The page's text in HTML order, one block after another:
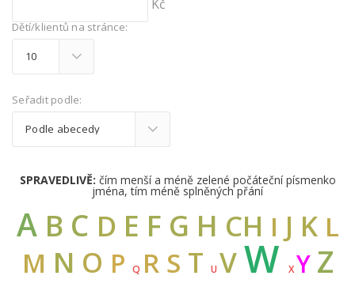
Kč
Dětí/klientů na stránce:
Seřadit podle:
SPRAVEDLIVĚ: čím menší a méně zelené počáteční písmenko
jména, tím méně splněných přání
A B C D E F G H CH I J K L
M N O P Q R S T U VWXY Z